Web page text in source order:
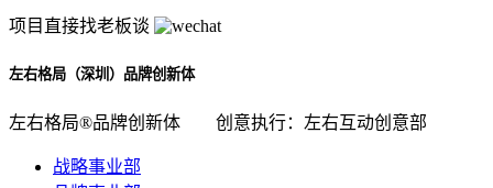
项目直接找老板谈
左右格局（深圳）品牌创新体
左右格局®品牌创新体 创意执行：左右互动创意部
战略事业部